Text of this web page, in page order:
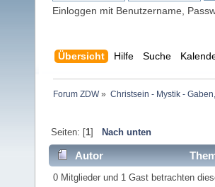
Einloggen mit Benutzername,
Übersicht Hilfe Suche
Forum ZDW» Christsein - Mystik -
Seiten: [1] Nach unten
Autor
0 Mitglieder und 1 Gast betrachten